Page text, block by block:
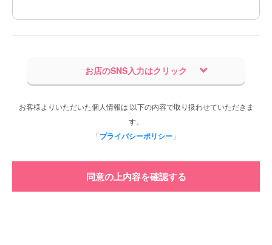
お店のSNS入力はクリック
お客様よりいただいた個人情報は 以下の内容で取り扱わせていただきま
す。
「プライバシーポリシー 」